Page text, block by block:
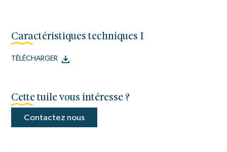
Caractéristiques techniques I
TÉLÉCHARGER
Cette tuile vous intéresse ?
Contactez nous